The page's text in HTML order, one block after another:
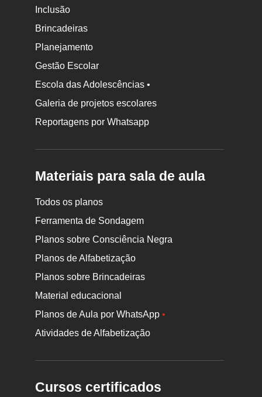
Inclusão
Brincadeiras
Planejamento
Gestão Escolar
Escola das Adolescências •
Galeria de projetos escolares
Reportagens por Whatsapp
Materiais para sala de aula
Todos os planos
Ferramenta de Sondagem
Planos sobre Consciência Negra
Planos de Alfabetização
Planos sobre Brincadeiras
Material educacional
Planos de Aula por WhatsApp•
Atividades de Alfabetização
Cursos certificados